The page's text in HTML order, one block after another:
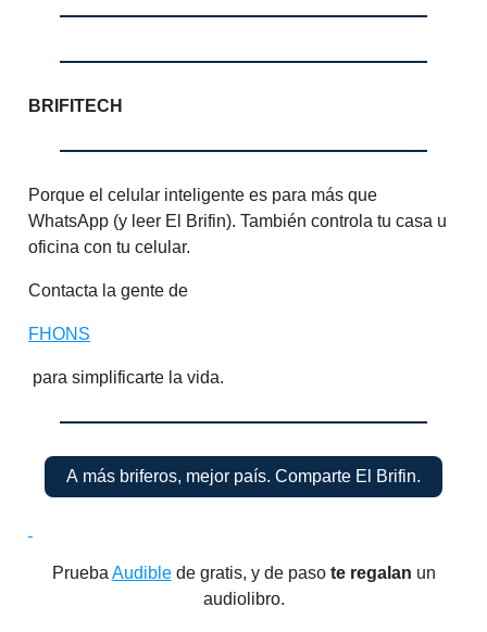
BRIFITECH
Porque el celular inteligente es para más que
WhatsApp (y leer El Brifin). También controla tu casa u
oficina con tu celular.
Contacta la gente de
FHONS
para simplificarte la vida.
A más briferos, mejor país. Comparte El Brifin.
Prueba Audiblede gratis, y de paso te regalan un
audiolibro.